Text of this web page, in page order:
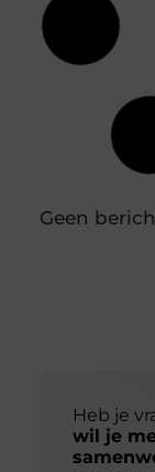
Praktische
Creëer de
buiten Een
een dak
waar we tot
wordt sterk
Dit geldt
maar ook